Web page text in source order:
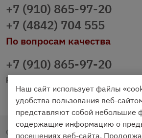
+7 (910) 865-97-20
+7 (4842) 704 555
По вопросам качества
+7 (910) 865-97-20
prazdnichniy40@palmi.ru
Copyright © 2020 - 2026. Праздничный
Наш сайт использует файлы
удобства пользования веб-
представляют собой небольшие
содержащие информацию о
посещениях веб-сайта.